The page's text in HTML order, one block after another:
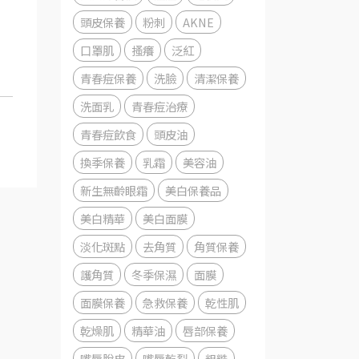
頭皮保養
粉刺
AKNE
口罩肌
搔癢
泛紅
青春痘保養
洗臉
清潔保養
洗面乳
青春痘治療
青春痘飲食
頭皮油
換季保養
乳霜
美容油
新生無齡眼霜
美白保養品
美白精華
美白面膜
淡化斑點
去角質
角質保養
護角質
冬季保濕
面膜
面膜保養
急救保養
乾性肌
乾燥肌
精華油
唇部保養